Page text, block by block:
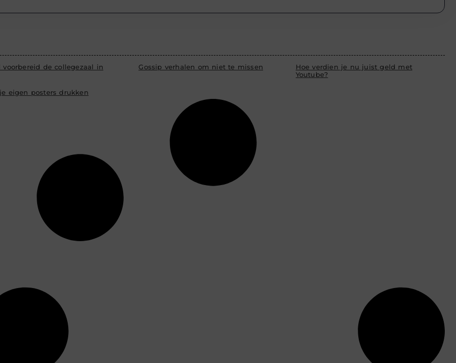
voorbereid de collegezaal in Gossip verhalen om niet te missen
Hoe verdien je nu juist geld met
Youtube?
eigen posters drukken